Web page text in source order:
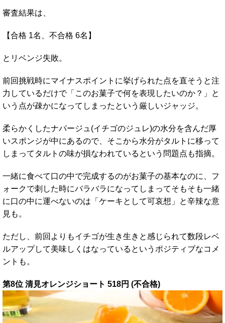
審査結果は、
【合格 1名、不合格 6名】
とリベンジ失敗。
前回挑戦時にマイナスポイントに挙げられた点を直そうと注
力しているだけで「このお菓子で何を表現したいのか？」と
いう点が疎かになってしまったという厳しいジャッジ。
柔らかくしたナパージュ(イチゴのジュレ)の水分を含んだ厚
いスポンジが中にあるので、そこから水分がタルトに移って
しまってタルトの味が損なわれているという問題点も指摘。
一緒に食べて口の中で完成するのがお菓子の基本なのに、フ
ォークで刺した時にバラバラになってしまってそもそも一緒
に口の中に運べないのは「ケーキとして可哀想」と辛辣な意
見も。
ただし、前回よりもイチゴが生き生きと感じられて数段レベ
ルアップして美味しくはなっているというポジティブなコメ
ントも。
第8位 清見オレンジショート 518円 (不合格)